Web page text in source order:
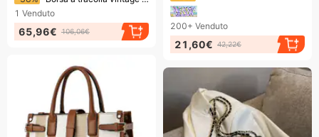
200+ Venduto
21,60€ 42,22€
1 Venduto
65,96€ 106,06€